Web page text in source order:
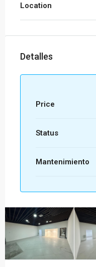
Location
Detalles
Price
Status
Mantenimiento